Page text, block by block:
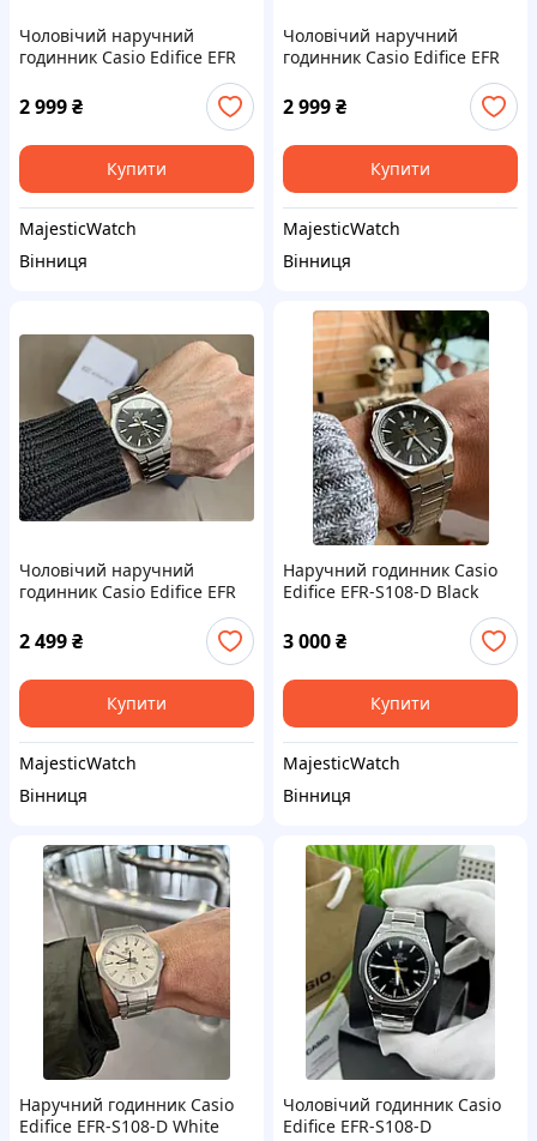
Чоловічий наручний
годинник Casio Edifice EFR
2 999₴
Купити
MajesticWatch
Вінниця
Чоловічий наручний
годинник Casio Edifice EFR
2 999₴
Купити
MajesticWatch
Вінниця
Чоловічий наручний
годинник Casio Edifice EFR
2 499₴
Купити
MajesticWatch
Вінниця
Наручний годинник Casio
Edifice EFR-S108-D Black
3 000₴
Купити
MajesticWatch
Вінниця
Наручний годинник Casio
Edifice EFR-S108-D White
Чоловічий годинник Casio
Edifice EFR-S108-D